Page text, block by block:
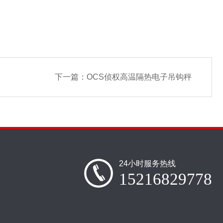
下一篇： OCS侦权高温隔热电子吊钩秤
24小时服务热线
15216829778